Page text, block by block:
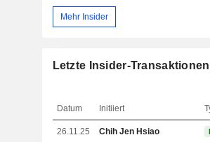
Mehr Insider
Letzte Insider-Transaktionen
Datum Initiiert
26.11.25 Chih Jen Hsiao